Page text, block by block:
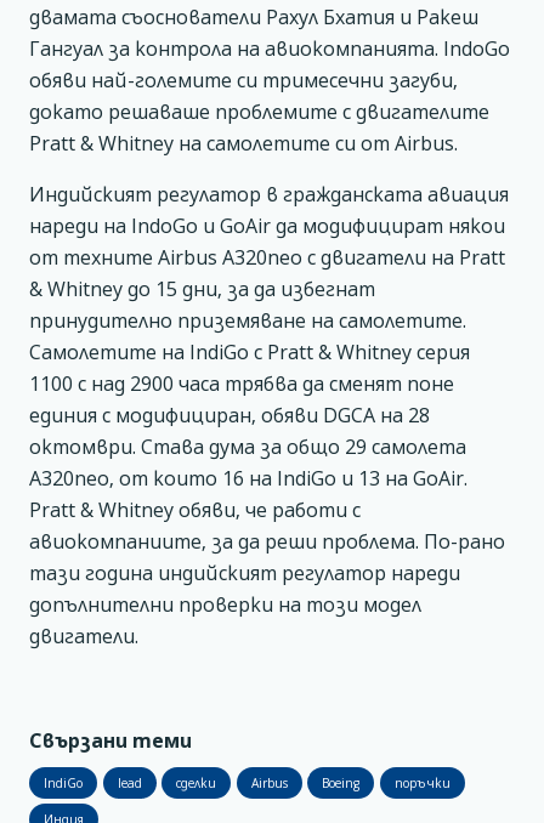
двамата съоснователи Рахул Бхатия и Ракеш
Гангуал за контрола на авиокомпанията. IndoGo
обяви най-големите си тримесечни загуби,
докато решаваше проблемите с двигателите
Pratt & Whitney на самолетите си от Airbus.
Индийският регулатор в гражданската авиация
нареди на IndoGo и GoAir да модифицират някои
от техните Airbus A320neo с двигатели на Pratt
& Whitney до 15 дни, за да избегнат
принудително приземяване на самолетите.
Самолетите на IndiGo с Pratt & Whitney серия
1100 с над 2900 часа трябва да сменят поне
единия с модифициран, обяви DGCA на 28
октомври. Става дума за общо 29 самолета
А320neo, от които 16 на IndiGo и 13 на GoAir.
Pratt & Whitney обяви, че работи с
авиокомпаниите, за да реши проблема. По-рано
тази година индийският регулатор нареди
допълнителни проверки на този модел
двигатели.
Свързани теми
IndiGo lead сделки Airbus Boeing поръчки